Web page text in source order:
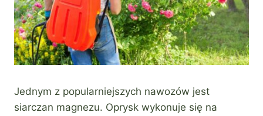
Jednym z popularniejszych nawozów jest
siarczan magnezu. Oprysk wykonuje się na